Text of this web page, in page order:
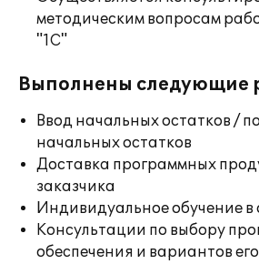
методическим вопросам
"1С"
Выполнены следующие
Ввод начальных остатков /
начальных остатков
Доставка программных
заказчика
Индивидуальное обучение в
Консультации по выбору
обеспечения и вариантов